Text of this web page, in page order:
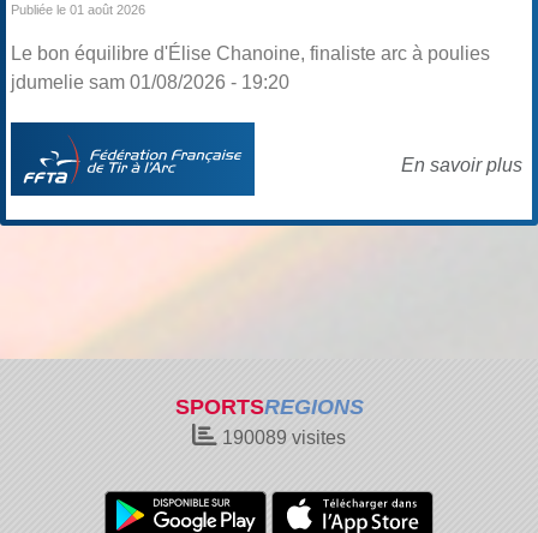
Publiée le 01 août 2026
Le bon équilibre d'Élise Chanoine, finaliste arc à poulies
jdumelie sam 01/08/2026 - 19:20
En savoir plus
SPORTSREGIONS
190089 visites